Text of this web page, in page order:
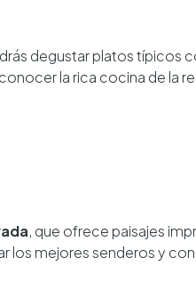
degustar platos típicos
la rica cocina de la
, que ofrece paisajes
los mejores senderos y